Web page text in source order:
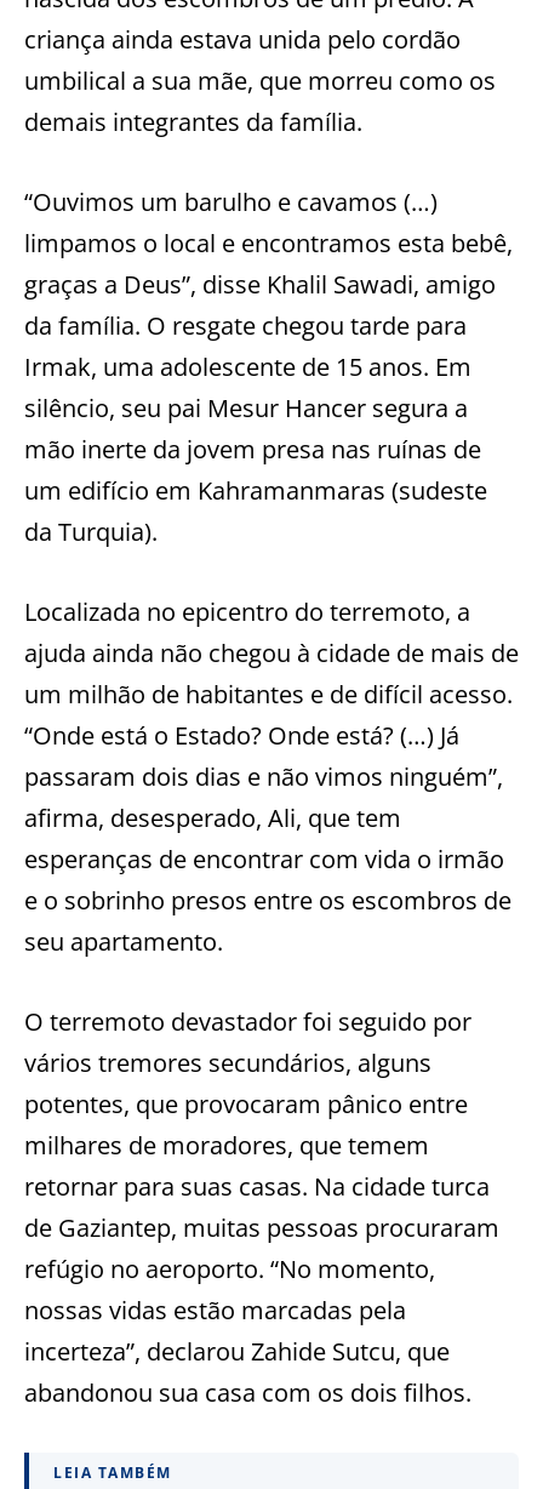
criança ainda estava unida pelo cordão
umbilical a sua mãe, que morreu como os
demais integrantes da família.
“Ouvimos um barulho e cavamos (…)
limpamos o local e encontramos esta bebê,
graças a Deus”, disse Khalil Sawadi, amigo
da família. O resgate chegou tarde para
Irmak, uma adolescente de 15 anos. Em
silêncio, seu pai Mesur Hancer segura a
mão inerte da jovem presa nas ruínas de
um edifício em Kahramanmaras (sudeste
da Turquia).
Localizada no epicentro do terremoto, a
ajuda ainda não chegou à cidade de mais de
um milhão de habitantes e de difícil acesso.
“Onde está o Estado? Onde está? (…) Já
passaram dois dias e não vimos ninguém”,
afirma, desesperado, Ali, que tem
esperanças de encontrar com vida o irmão
e o sobrinho presos entre os escombros de
seu apartamento.
O terremoto devastador foi seguido por
vários tremores secundários, alguns
potentes, que provocaram pânico entre
milhares de moradores, que temem
retornar para suas casas. Na cidade turca
de Gaziantep, muitas pessoas procuraram
refúgio no aeroporto. “No momento,
nossas vidas estão marcadas pela
incerteza”, declarou Zahide Sutcu, que
abandonou sua casa com os dois filhos.
LEIA TAMBÉM